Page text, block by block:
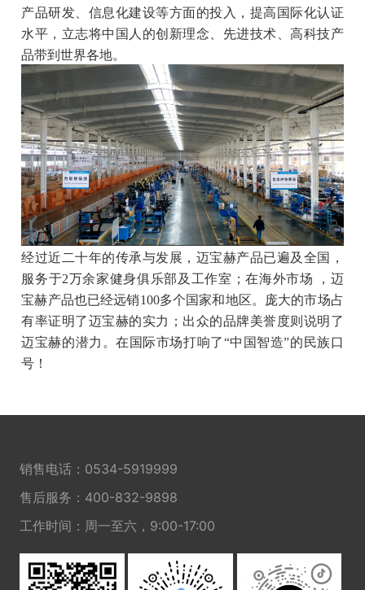
产品研发、信息化建设等方面的投入，提高国际化认证
水平，立志将中国人的创新理念、先进技术、高科技产
品带到世界各地。
经过近二十年的传承与发展，迈宝赫产品已遍及全国，
服务于2万余家健身俱乐部及工作室；在海外市场 ，迈
宝赫产品也已经远销100多个国家和地区。庞大的市场占
有率证明了迈宝赫的实力；出众的品牌美誉度则说明了
迈宝赫的潜力。在国际市场打响了“中国智造”的民族口
号 ！
销售电话： 0534-5919999
售后服务： 400-832-9898
工作时间：周一至六，9:00-17:00